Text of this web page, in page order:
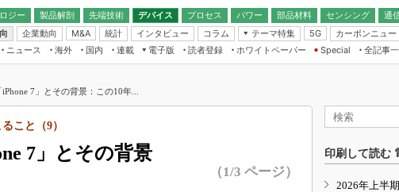
ジー 製品解剖
先端技術
デバイス
グ
ン
プロセス パワー 部品材料 センシング
通
無線
企業動向 M&A 統計 インタビュー コラム
テーマ特集
フィジカルAI
読者調査（EE Times Research）
5G カーボンニュー
IoT・エッジコンピューティ
EXPO
TECHNO-FRONTIER
人とくるま展
ニュース 海外 国内
連載
イス通信
ノフォーカス
スコープ
電子版
ブックレット
読者登録 ホワイトペーパー
Special
全記事
7」とその背景：この10年...
7」とその背景
こと（9）
（1/3 ページ）
印刷して読む
2026年上半